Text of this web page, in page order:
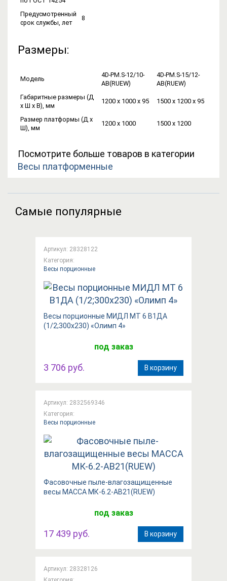
Предусмотренный
срок службы, лет
8
Размеры:
Модель
4D-PM.S-12/10-
AB(RUEW)
4D-PM.S-15/12-
AB(RUEW)
Габаритные размеры (Д
х Ш х В), мм
1200 х 1000 х 95 1500 х 1200 х 95
Размер платформы (Д х
Ш), мм
1200 х 1000 1500 х 1200
Посмотрите больше товаров в категории
Весы платформенные
Самые популярные
Артикул: 28328122
Категория:
Весы порционные
Весы порционные МИДЛ МТ 6 В1ДА
(1/2;300х230) «Олимп 4»
под заказ
3 706 руб. В корзину
Артикул: 2832569346
Категория:
Весы порционные
Фасовочные пыле-влагозащищенные
весы МАССА МК-6.2-АВ21(RUEW)
под заказ
17 439 руб. В корзину
Артикул: 28328126